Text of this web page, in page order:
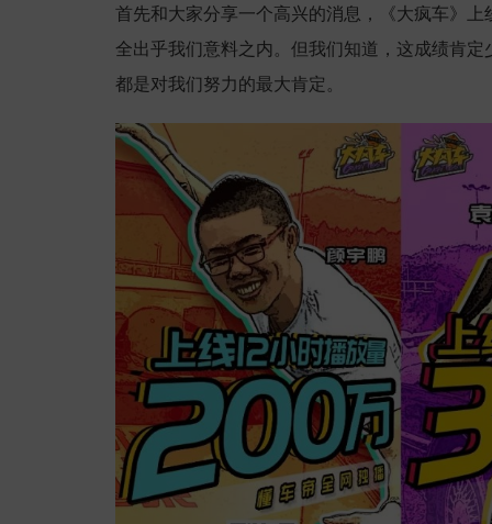
首先和大家分享一个高兴的消息，《大疯车》
全出乎我们意料之内。但我们知道，这成绩肯
都是对我们努力的最大肯定。